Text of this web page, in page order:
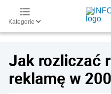
Kategorie
Jak rozliczać
reklamę w